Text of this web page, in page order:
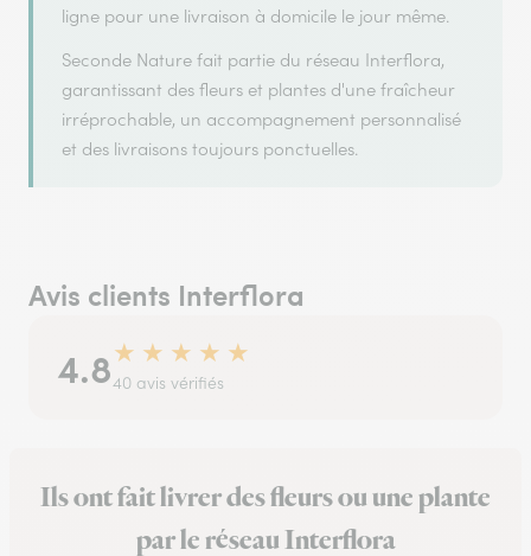
ligne pour une livraison à domicile le jour même.
Seconde Nature fait partie du réseau Interflora,
garantissant des fleurs et plantes d'une fraîcheur
irréprochable, un accompagnement personnalisé
et des livraisons toujours ponctuelles.
Avis clients Interflora
4.8★ ★ ★ ★ ★
40 avis vérifiés
Ils ont fait livrer des fleurs ou une plante
par le réseau Interflora